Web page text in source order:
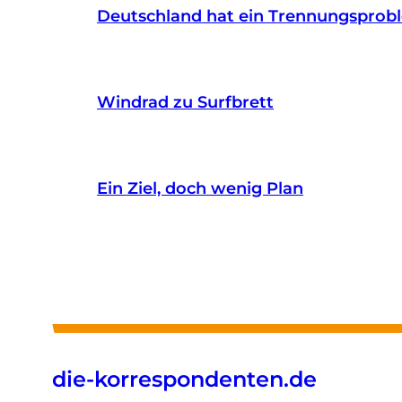
Deutschland hat ein
Windrad zu Surfbrett
Ein Ziel, doch wenig Plan
die-korrespondenten.de